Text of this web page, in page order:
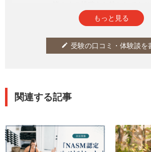
もっと見る
edit 受験の口コミ・体験談を
関連する記事